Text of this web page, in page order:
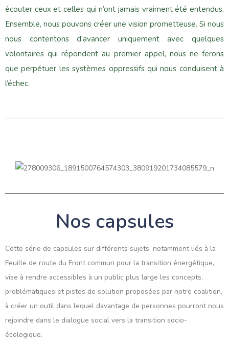
écouter ceux et celles qui n’ont jamais vraiment été entendus.
Ensemble, nous pouvons créer une vision prometteuse. Si nous
nous contentons d’avancer uniquement avec quelques
volontaires qui répondent au premier appel, nous ne ferons
que perpétuer les systèmes oppressifs qui nous conduisent à
l’échec.
Nos capsules
Cette série de capsules sur différents sujets, notamment liés à la
Feuille de route du Front commun pour la transition énergétique,
vise à rendre accessibles à un public plus large les concepts,
problématiques et pistes de solution proposées par notre coalition,
à créer un outil dans lequel davantage de personnes pourront nous
rejoindre dans le dialogue social vers la transition socio-
écologique.